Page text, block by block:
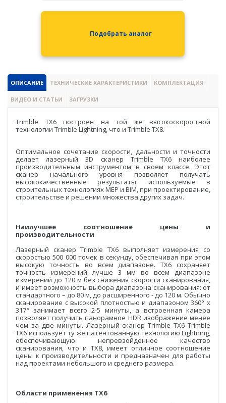
Трассоискатели
Техно-АС
Программы
Trimble
Spectra Precision
Agisoft
Агро
САУ
Системы на экскаваторы
Системы на грейдеры
Системы на бульдозеры
Мониторинг
ГНСС-мониторинг
Интерферометрические радары
БПЛА
Геоскан
Подобрать аналог
ОПИСАНИЕ ТЕХНИЧЕСКИЕ ХАРАКТЕРИСТИКИ КОМПЛЕКТАЦИЯ
ВИДЕО И СТАТЬИ ЗАГРУЗКИ
Trimble TX6 построен на той же высокоскоростной
технологии Trimble Lightning, что и Trimble TX8.
Оптимальное сочетание скорости, дальности и точности
делает лазерный 3D сканер Trimble TX6 наиболее
производительным инструментом в своем классе. Этот
сканер начального уровня позволяет получать
высококачественные результаты, используемые в
строительных технологиях MEP и BIM, при проектирование,
строительстве и решении множества других задач.
Наилучшее соотношение цены и
производительности
Лазерный сканер Trimble TX6 выполняет измерения со
скоростью 500 000 точек в секунду, обеспечивая при этом
высокую точность во всем диапазоне. TX6 сохраняет
точность измерений лучше 3 мм во всем диапазоне
измерений до 120 м без снижения скорости сканирования,
и имеет возможность выбора диапазона сканирования: от
стандартного – до 80 м, до расширенного - до 120 м. Обычно
сканирование с высокой плотностью и диапазоном 360° x
317° занимает всего 2-5 минуты, а встроенная камера
позволяет получить панорамное HDR изображение менее
чем за две минуты. Лазерный сканер Trimble TX6 Trimble
TX6 использует ту же патентованную технологию Lightning,
обеспечивающую непревзойденное качество
сканирования, что и TX8, имеет отличное соотношение
цены к производительности и предназначен для работы
над проектами небольшого и среднего размера.
Области применения TX6